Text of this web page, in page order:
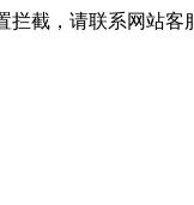
截，请联系网站客